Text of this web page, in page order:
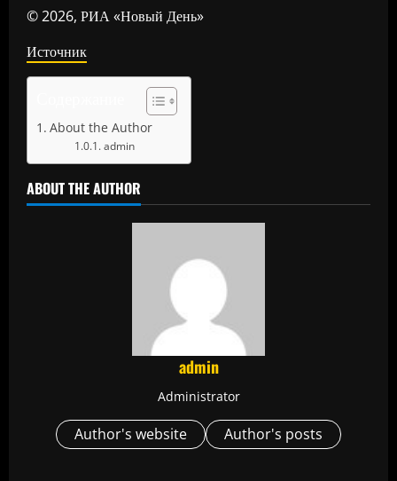
© 2026, РИА «Новый День»
Источник
About the Author
admin
ABOUT THE AUTHOR
admin
Administrator
Author's website Author's posts